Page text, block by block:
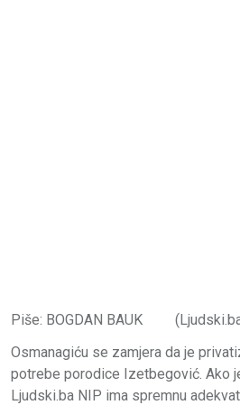
Piše: BOGDAN BAUK
Osmanagiću se zamjera da je
potrebe porodice Izetbegović. Ako
Ljudski.ba NIP ima spremnu